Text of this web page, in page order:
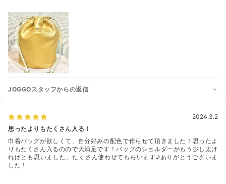
JOGGOスタッフからの返信
2024.3.2
思ったよりもたくさん入る！
巾着バッグが欲しくて、自分好みの配色で作らせて頂きました！思ったよ
りもたくさん入るのので大満足です！バッグのショルダーがもう少し太け
ればとも思いました。たくさん使わせてもらいます♪ありがとうございま
した！